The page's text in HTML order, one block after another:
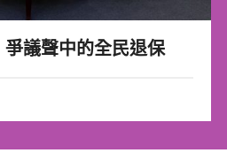
議聲中的全民退保